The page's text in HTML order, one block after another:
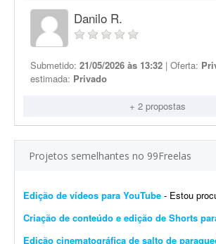
Danilo R.
Submetido: 21/05/2026 às 13:32 | Oferta:
estimada: Privado
+ 2 propostas
Projetos semelhantes no 99Freelas
Edição de vídeos para YouTube - Estou procurando um editor de vídeo para editar vídeos longos